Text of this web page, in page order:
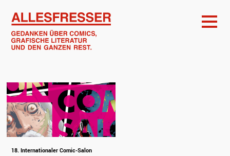
18. Internationaler Comic-Salon